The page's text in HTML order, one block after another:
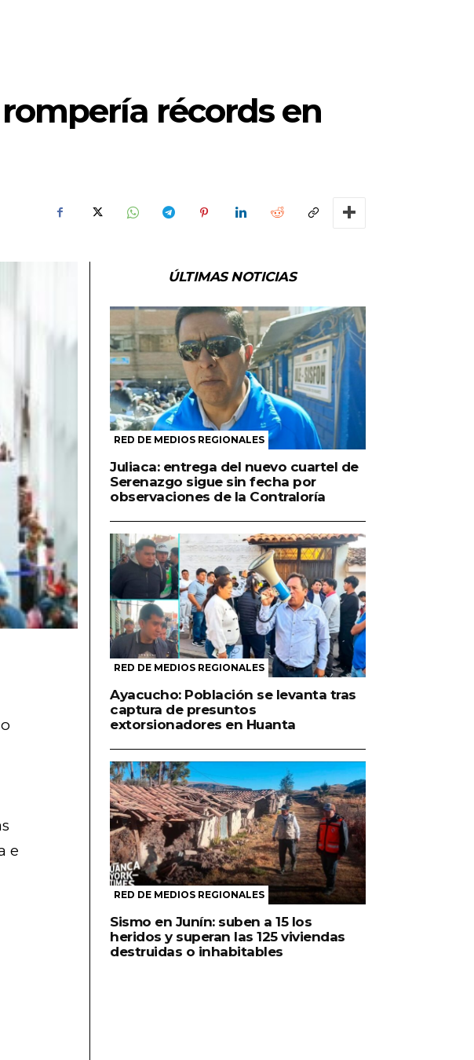
récords en
e
ÚLTIMAS NOTICIAS
RED DE MEDIOS REGIONALES
Juliaca: entrega del nuevo cuartel de
Serenazgo sigue sin fecha por
observaciones de la Contraloría
RED DE MEDIOS REGIONALES
Ayacucho: Población se levanta tras
captura de presuntos
extorsionadores en Huanta
RED DE MEDIOS REGIONALES
Sismo en Junín: suben a 15 los
heridos y superan las 125 viviendas
destruidas o inhabitables